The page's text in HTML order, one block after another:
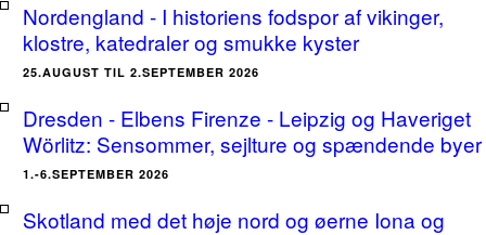
Nordengland - I historiens fodspor af vikinger,
klostre, katedraler og smukke kyster
25.AUGUST TIL 2.SEPTEMBER 2026
Dresden - Elbens Firenze - Leipzig og Haveriget
Wörlitz: Sensommer, sejlture og spændende byer
1.-6.SEPTEMBER 2026
Skotland med det høje nord og øerne Iona og